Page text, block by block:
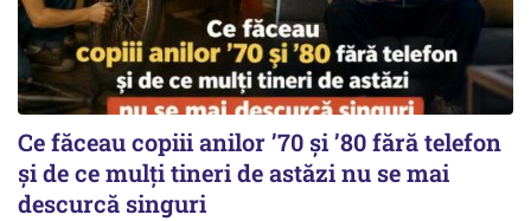
Ce făceau copiii anilor ’70 și ’80 fără telefon
și de ce mulți tineri de astăzi nu se mai
descurcă singuri